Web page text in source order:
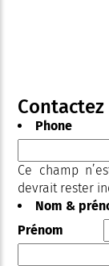
Phone
Ce champ
devrait rester
Nom &
Prénom